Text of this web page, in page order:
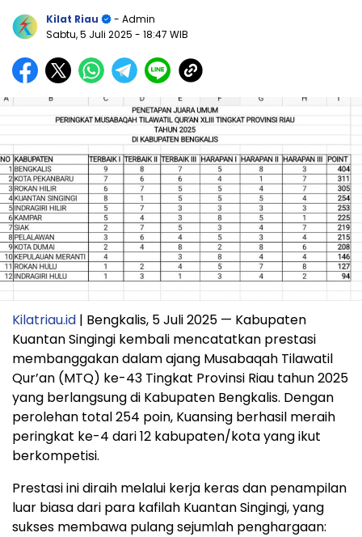
Kilat Riau
- Admin
Sabtu, 5 Juli 2025 - 18:47 WIB
Kilatriau.id | Bengkalis, 5 Juli 2025 — Kabupaten
Kuantan Singingi kembali mencatatkan prestasi
membanggakan dalam ajang Musabaqah Tilawatil
Qur’an (MTQ) ke-43 Tingkat Provinsi Riau tahun 2025
yang berlangsung di Kabupaten Bengkalis. Dengan
perolehan total 254 poin, Kuansing berhasil meraih
peringkat ke-4 dari 12 kabupaten/kota yang ikut
berkompetisi.
Prestasi ini diraih melalui kerja keras dan penampilan
luar biasa dari para kafilah Kuantan Singingi, yang
sukses membawa pulang sejumlah penghargaan: